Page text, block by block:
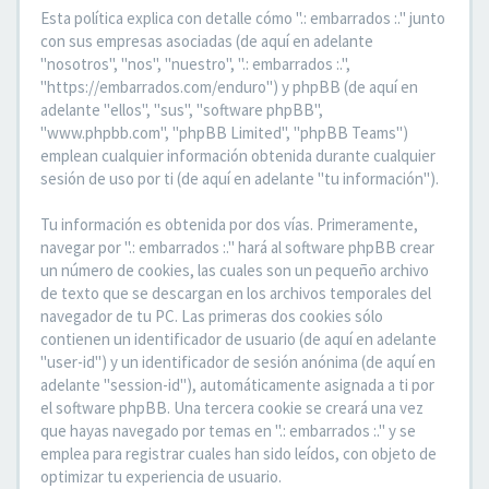
Esta política explica con detalle cómo ".: embarrados :." junto
con sus empresas asociadas (de aquí en adelante
"nosotros", "nos", "nuestro", ".: embarrados :.",
"https://embarrados.com/enduro") y phpBB (de aquí en
adelante "ellos", "sus", "software phpBB",
"www.phpbb.com", "phpBB Limited", "phpBB Teams")
emplean cualquier información obtenida durante cualquier
sesión de uso por ti (de aquí en adelante "tu información").
Tu información es obtenida por dos vías. Primeramente,
navegar por ".: embarrados :." hará al software phpBB crear
un número de cookies, las cuales son un pequeño archivo
de texto que se descargan en los archivos temporales del
navegador de tu PC. Las primeras dos cookies sólo
contienen un identificador de usuario (de aquí en adelante
"user-id") y un identificador de sesión anónima (de aquí en
adelante "session-id"), automáticamente asignada a ti por
el software phpBB. Una tercera cookie se creará una vez
que hayas navegado por temas en ".: embarrados :." y se
emplea para registrar cuales han sido leídos, con objeto de
optimizar tu experiencia de usuario.